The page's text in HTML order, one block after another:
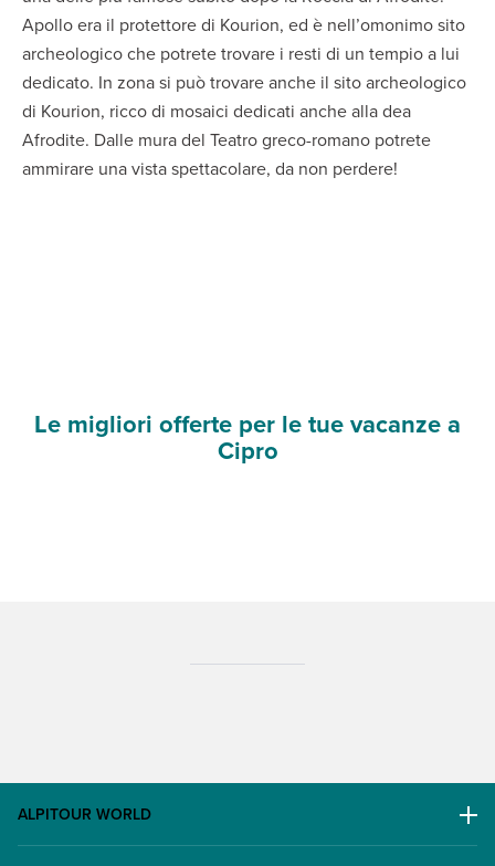
Apollo era il protettore di Kourion, ed è nell’omonimo sito
archeologico che potrete trovare i resti di un tempio a lui
dedicato. In zona si può trovare anche il sito archeologico
di Kourion, ricco di mosaici dedicati anche alla dea
Afrodite. Dalle mura del Teatro greco-romano potrete
ammirare una vista spettacolare, da non perdere!
Le migliori offerte per le tue vacanze a
Cipro
ALPITOUR WORLD